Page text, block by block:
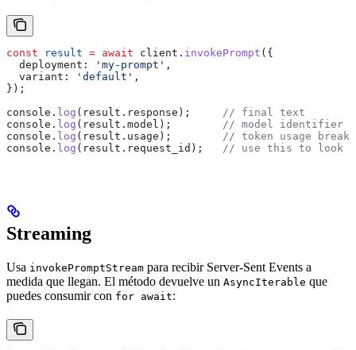
const result = await client . invokePrompt ({
  deployment:
'my-prompt' ,
  variant:
'default' ,
});
console . log ( result . response ); // final text
console . log ( result . model ); // model identifier
console . log ( result . usage ); // token usage
console . log ( result . request_id ); // use this to look
Streaming
Usa invokePromptStream para recibir Server-Sent Events a
medida que llegan. El método devuelve un AsyncIterable que
puedes consumir con for await: